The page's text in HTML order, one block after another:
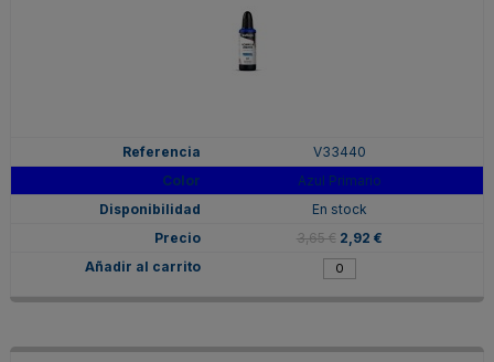
V33440
Azul Primario
En stock
3,65 € 2,92 €